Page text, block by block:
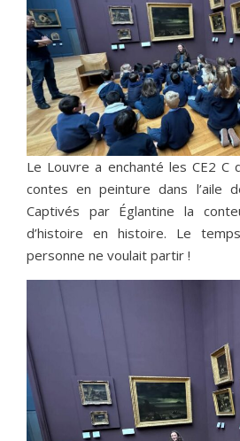
Le Louvre a enchanté les CE2 C
contes en peinture dans l’aile
Captivés par Églantine la
d’histoire en histoire. Le
personne ne voulait partir !